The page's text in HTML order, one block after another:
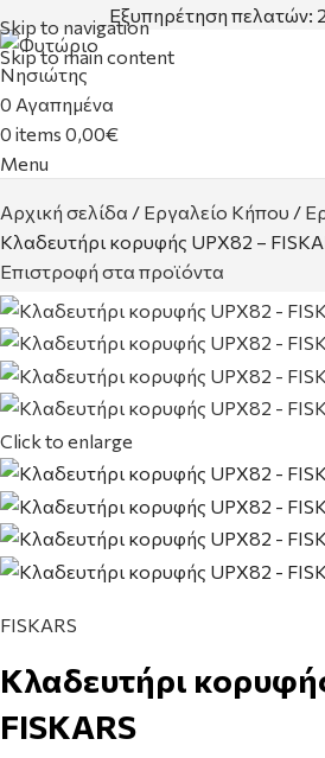
Skip to navigation
Skip to main content
Εξυπηρέτηση πελατών:
0 Αγαπημένα
0 items 0,00€
Menu
Αρχική σελίδα Εργαλείο Κήπου
Κλαδευτήρι κορυφής UPΧ82 –
Επιστροφή στα προϊόντα
Click to enlarge
FISKARS
Κλαδευτήρι
FISKARS